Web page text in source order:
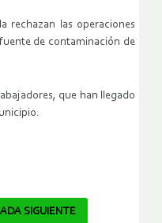
rechazan las operaciones
de contaminación de
que han llegado
SIGUIENTE